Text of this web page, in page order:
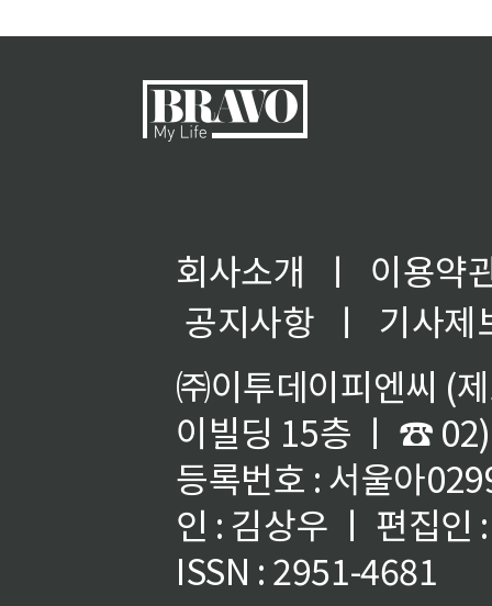
회사소개 ㅣ
이용약
공지사항
ㅣ
기사제
㈜이투데이피엔씨 (
이빌딩 15층 ㅣ ☎
등록번호 : 서울아
인 : 김상우 ㅣ 편집인
ISSN : 2951-4681